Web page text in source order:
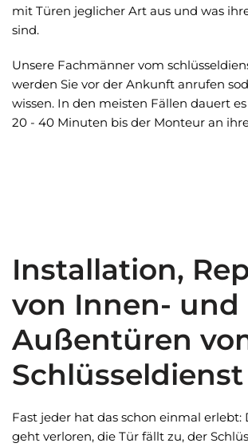
mit Türen jeglicher Art aus und was
sind.
Unsere Fachmänner vom
werden Sie vor der Ankunft anrufen
wissen. In den meisten Fällen dauert
20 - 40 Minuten bis der Monteur an
Installation,
von Innen- und
Außentüren
Fast jeder hat das schon einmal erlebt:
geht verloren, die Tür fällt zu, der